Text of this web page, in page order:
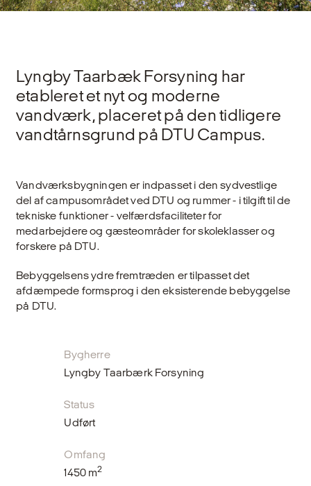
Lyngby Taarbæk Forsyning har
etableret et nyt og moderne
vandværk, placeret på den tidligere
vandtårnsgrund på DTU Campus.
Vandværksbygningen er indpasset i den sydvestlige
del af campusområdet ved DTU og rummer - i tilgift til de
tekniske funktioner - velfærdsfaciliteter for
medarbejdere og gæsteområder for skoleklasser og
forskere på DTU.
Bebyggelsens ydre fremtræden er tilpasset det
afdæmpede formsprog i den eksisterende bebyggelse
på DTU.
Bygherre
Lyngby Taarbærk Forsyning
Status
Udført
Omfang
1450 m2